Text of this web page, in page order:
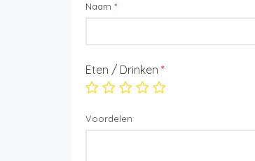
Naam *
Eten / Drinken *
Voordelen